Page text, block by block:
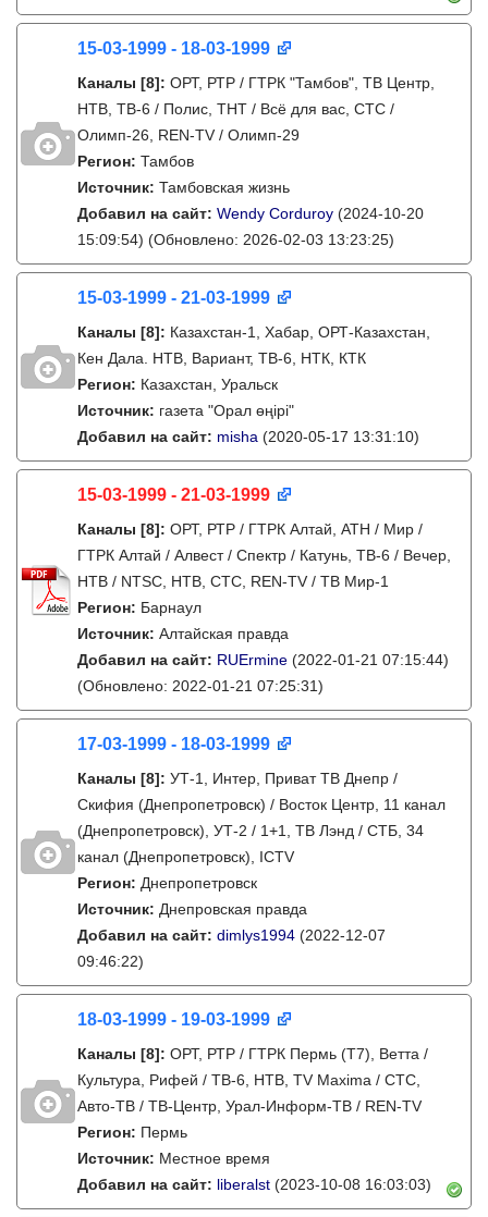
15-03-1999 - 18-03-1999
Каналы [8]: ОРТ, РТР / ГТРК "Тамбов", ТВ Центр,
НТВ, ТВ-6 / Полис, ТНТ / Всё для вас, СТС /
Олимп-26, REN-TV / Олимп-29
Регион: Тамбов
Источник: Тамбовская жизнь
Добавил на сайт: Wendy Corduroy (2024-10-20
15:09:54) (Обновлено: 2026-02-03 13:23:25)
15-03-1999 - 21-03-1999
Каналы [8]: Казахстан-1, Хабар, ОРТ-Казахстан,
Кен Дала. НТВ, Вариант, ТВ-6, НТК, КТК
Регион: Казахстан, Уральск
Источник: газета "Орал өңірі"
Добавил на сайт: misha (2020-05-17 13:31:10)
15-03-1999 - 21-03-1999
Каналы [8]: ОРТ, РТР / ГТРК Алтай, АТН / Мир /
ГТРК Алтай / Алвест / Спектр / Катунь, ТВ-6 / Вечер,
НТВ / NTSC, НТВ, СТС, REN-TV / ТВ Мир-1
Регион: Барнаул
Источник: Алтайская правда
Добавил на сайт: RUErmine (2022-01-21 07:15:44)
(Обновлено: 2022-01-21 07:25:31)
17-03-1999 - 18-03-1999
Каналы [8]: УТ-1, Интер, Приват ТВ Днепр /
Скифия (Днепропетровск) / Восток Центр, 11 канал
(Днепропетровск), УТ-2 / 1+1, ТВ Лэнд / СТБ, 34
канал (Днепропетровск), ICTV
Регион: Днепропетровск
Источник: Днепровская правда
Добавил на сайт: dimlys1994 (2022-12-07
09:46:22)
18-03-1999 - 19-03-1999
Каналы [8]: ОРТ, РТР / ГТРК Пермь (Т7), Ветта /
Культура, Рифей / ТВ-6, НТВ, TV Maxima / СТС,
Авто-ТВ / ТВ-Центр, Урал-Информ-ТВ / REN-TV
Регион: Пермь
Источник: Местное время
Добавил на сайт: liberalst (2023-10-08 16:03:03)